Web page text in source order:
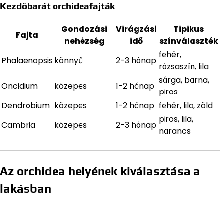
Kezdőbarát orchideafajták
Fajta
Gondozási
nehézség
Virágzási
idő
Tipikus
színválaszték
Phalaenopsis könnyű 2-3 hónap
fehér,
rózsaszín, lila
Oncidium
közepes 1-2 hónap
sárga, barna,
piros
Dendrobium közepes 1-2 hónap fehér, lila, zöld
Cambria
közepes 2-3 hónap
piros, lila,
narancs
Az orchidea helyének kiválasztása a
lakásban